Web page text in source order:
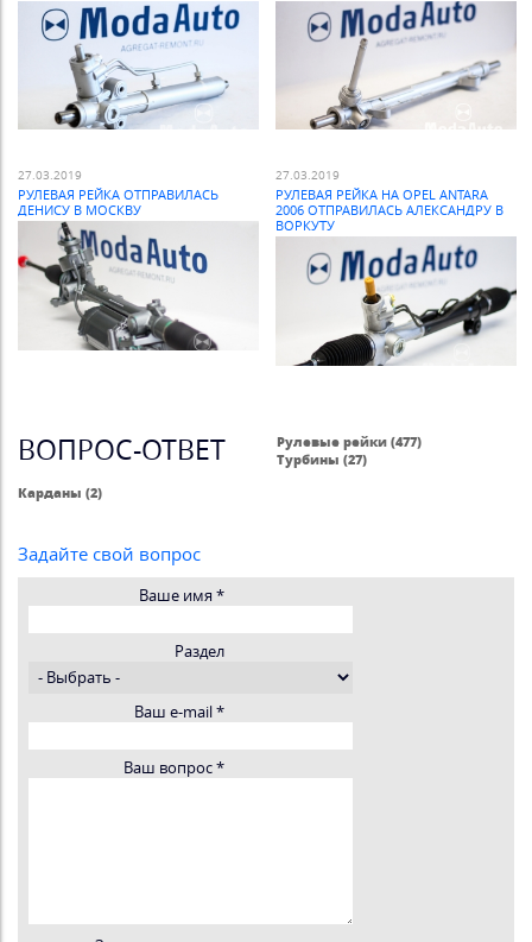
27.03.2019
РУЛЕВАЯ РЕЙКА ОТПРАВИЛАСЬ
ДЕНИСУ В МОСКВУ
27.03.2019
РУЛЕВАЯ РЕЙКА НА OPEL ANTARA
2006 ОТПРАВИЛАСЬ АЛЕКСАНДРУ В
ВОРКУТУ
ВОПРОС-ОТВЕТ
Рулевые рейки (477)
Турбины (27)
Карданы (2)
Задайте свой вопрос
Ваше имя *
Раздел
Ваш e-mail*
Ваш вопрос*